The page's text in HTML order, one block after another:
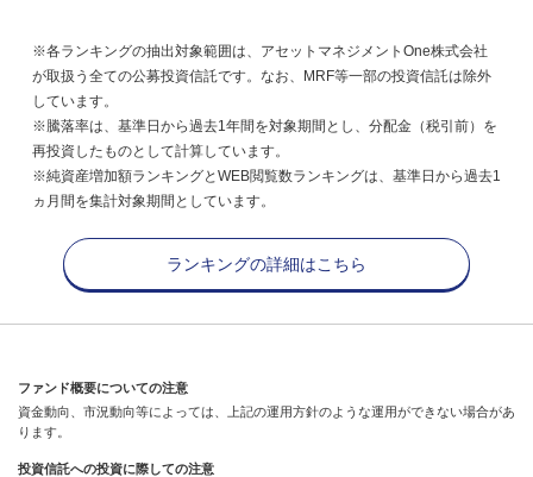
※各ランキングの抽出対象範囲は、アセットマネジメントOne株式会社
が取扱う全ての公募投資信託です。なお、MRF等一部の投資信託は除外
しています。
※騰落率は、基準日から過去1年間を対象期間とし、分配金（税引前）を
再投資したものとして計算しています。
※純資産増加額ランキングとWEB閲覧数ランキングは、基準日から過去1
ヵ月間を集計対象期間としています。
ランキングの詳細はこちら
ファンド概要についての注意
資金動向、市況動向等によっては、上記の運用方針のような運用ができない場合があ
ります。
投資信託への投資に際しての注意